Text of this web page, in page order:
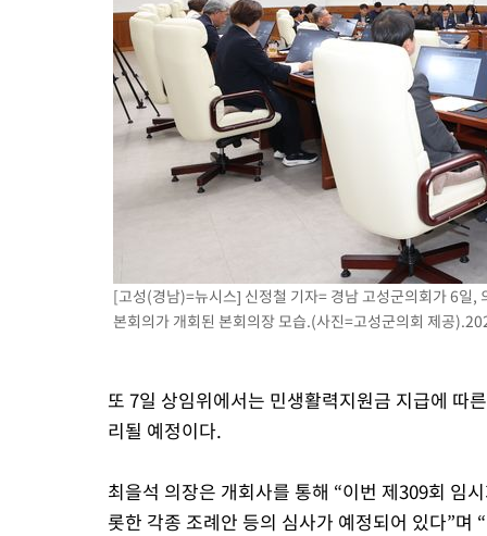
[고성(경남)=뉴시스] 신정철 기자= 경남 고성군의회가 6일
본회의가 개회된 본회의장 모습.(사진=고성군의회 제공
또 7일 상임위에서는 민생활력지원금 지급에 따
리될 예정이다.
최을석 의장은 개회사를 통해 “이번 제309회 임
롯한 각종 조례안 등의 심사가 예정되어 있다”며